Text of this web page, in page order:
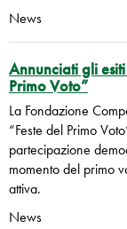
News
Annunciati gli
Primo Voto”
La Fondazione
“Feste del Primo
partecipazione
momento del primo
attiva.
News